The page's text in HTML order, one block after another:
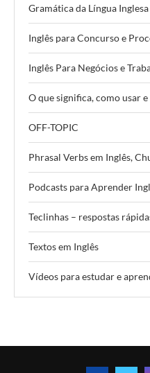
Gramática da Língua Inglesa
Inglês para Concurso e
Inglês Para Negócios e
O que significa, como usar
OFF-TOPIC
Phrasal Verbs em Inglês,
Podcasts para Aprender
Teclinhas – respostas
Textos em Inglês
Vídeos para estudar e